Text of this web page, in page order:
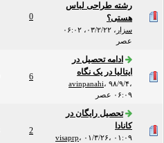
رشته طراحی لباس
هستی؟
سزار ،
۰۳/۲/۲۲، ۰۶:۰۲
عصر
0
ادامه تحصیل در
ایتالیا در یک نگاه
avinpanahi، ۹۸/۹/۴،
۰۶:۰۹ عصر
6
تحصیل رایگان در
کانادا
visaprp، ۰۱/۳/۲۶، ۰۱:۰۹
2